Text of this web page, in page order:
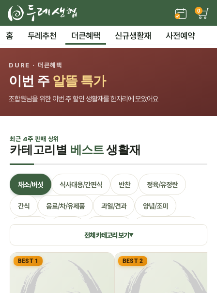
0
홈 두레추천 더큰혜택 신규생활재 사전예약
DURE · 더큰혜택
이번 주 알뜰 특가
조합원님을 위한 이번 주 할인 생활재를 한자리에 모았어요
최근 4주 판매 상위
카테고리별 베스트생활재
채소/버섯 식사대용/간편식 반찬 정육/유정란
간식 음료/차/유제품 과일/견과 양념/조미
생활용품 쌀/잡곡 수산/건어물 공정무역(민중교역)
건강식품/꿀 화장품/바디헤어 특별기획
전체 카테고리 보기▼
BEST 1 BEST 2